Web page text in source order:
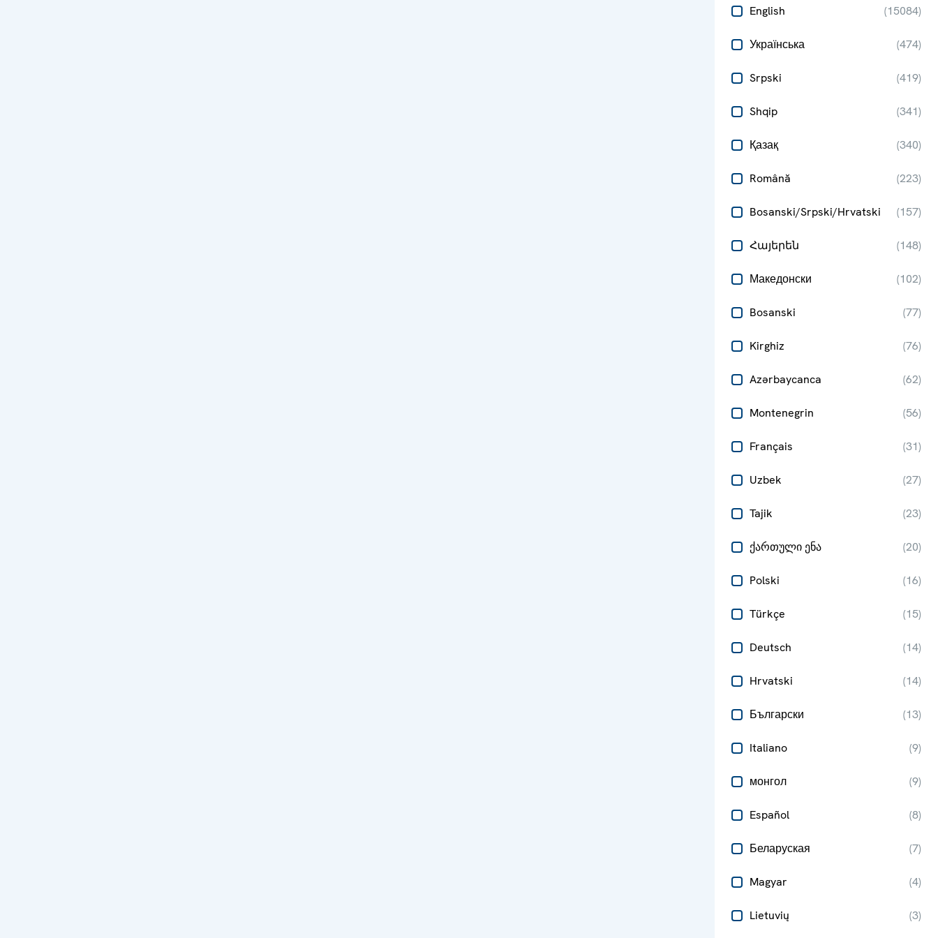
English (15084)
Українська (474)
Srpski (419)
Shqip (341)
Қазақ (340)
Română (223)
Bosanski/Srpski/Hrvatski (157)
Հայերեն (148)
Македонски (102)
Bosanski (77)
Kirghiz (76)
Azərbaycanca (62)
Montenegrin (56)
Français (31)
Uzbek (27)
Tajik (23)
ქართული ენა (20)
Polski (16)
Türkçe (15)
Deutsch (14)
Hrvatski (14)
Български (13)
Italiano (9)
монгол (9)
Español (8)
Беларуская (7)
Magyar (4)
Lietuvių (3)